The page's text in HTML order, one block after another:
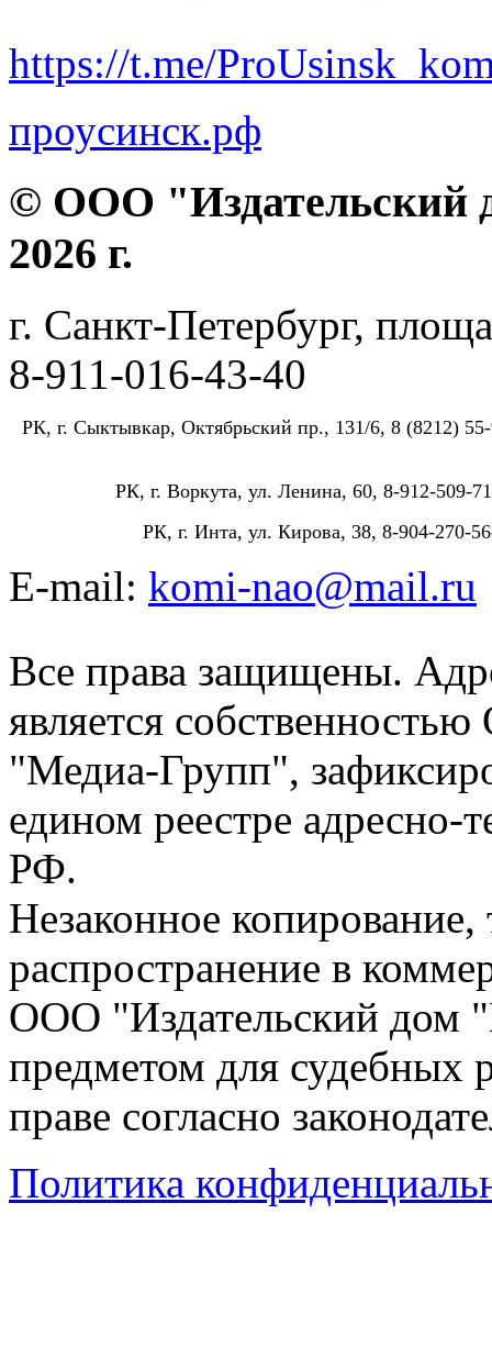
https://t.me/
проусинск.рф
© ООО "Издательский
2026 г.
г. Санкт-Петербург,
8-911-016-43-40
РК, г. Сыктывкар, Октябрьский пр., 131/6, 8 (8212)
РК, г. Воркута, ул. Ленина, 60, 8-912-509-
РК, г. Инта, ул. Кирова, 38, 8-904-270-
E-mail: komi-nao@mail.ru
Все права защищены.
является
"Медиа-Групп",
едином реестре адресно-
РФ.
Незаконное
распространение в
ООО "Издательский дом
предметом для судебных
праве согласно
Политика